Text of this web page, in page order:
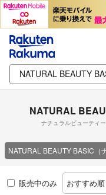
NATURAL
ナチュラルビューティ
NATURAL BEAUTY BASIC（
販売中のみ おすすめ順